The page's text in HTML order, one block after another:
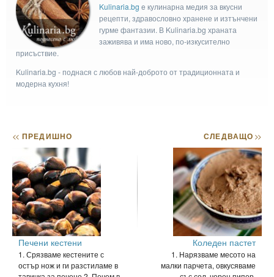
Kulinaria.bg e кулинарна медия за вкусни
рецепти, здравословно хранене и изтънчени
гурме фантазии. В Kulinaria.bg храната
заживява и има ново, по-изкусително
присъствие.
Kulinaria.bg - поднася с любов най-доброто от традиционната и
модерна кухня!
<< ПРЕДИШНО
Печени кестени
1. Срязваме кестените с
остър нож и ги разстиламе в
СЛЕДВАЩО>>
Коледен пастет
1. Нарязваме месото на
малки парчета, овкусяваме